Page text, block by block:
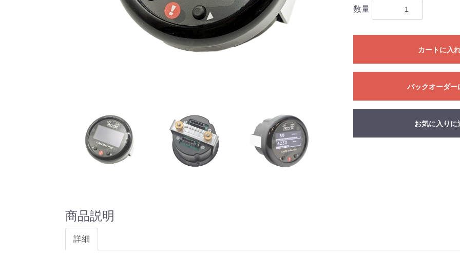
数量
カートに入
バックオーダー
お気に入りに
商品説明
詳細